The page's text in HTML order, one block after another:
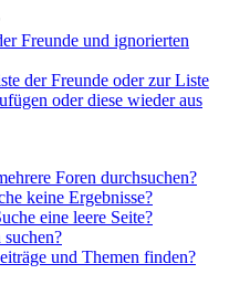
Freunde und ignorierten
der Freunde oder zur Liste
oder diese wieder aus
Foren durchsuchen?
keine Ergebnisse?
eine leere Seite?
und Themen finden?